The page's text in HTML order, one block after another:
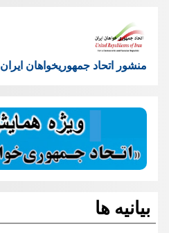
منشور اتحاد جمهوریخواهان ایران
بیانیه ها